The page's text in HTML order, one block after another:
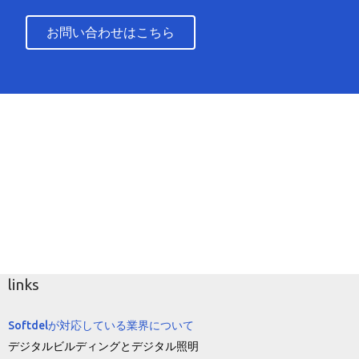
お問い合わせはこちら
links
Softdelが対応している業界について
デジタルビルディングとデジタル照明